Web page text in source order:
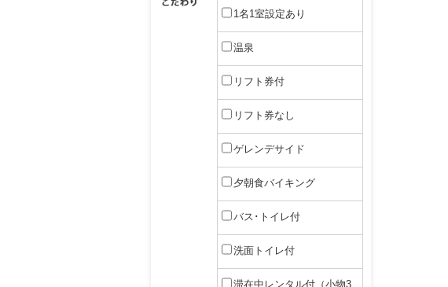
1名1室設定あり
温泉
リフト券付
リフト券なし
ゲレンデサイド
夕朝食バイキング
バス･トイレ付
洗面トイレ付
滞在中レンタル付（小物3